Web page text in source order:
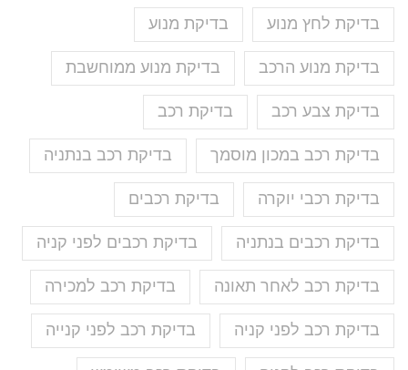
בדיקת לחץ מנוע בדיקת מנוע
בדיקת מנוע הרכב בדיקת מנוע ממוחשבת
בדיקת צבע רכב בדיקת רכב
בדיקת רכב במכון מוסמך בדיקת רכב בנתניה
בדיקת רכבי יוקרה בדיקת רכבים
בדיקת רכבים בנתניה בדיקת רכבים לפני קניה
בדיקת רכב לאחר תאונה בדיקת רכב למכירה
בדיקת רכב לפני קניה בדיקת רכב לפני קנייה